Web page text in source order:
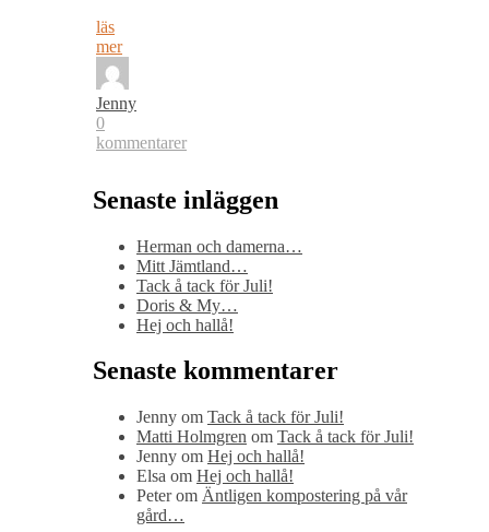
läs
mer
Jenny
0
kommentarer
Senaste inläggen
Herman och damerna…
Mitt Jämtland…
Tack å tack för Juli!
Doris & My…
Hej och hallå!
Senaste kommentarer
Jenny om Tack å tack för Juli!
Matti Holmgren om Tack å tack för Juli!
Jenny om Hej och hallå!
Elsa om Hej och hallå!
Peterom Äntligen kompostering på vår
gård…